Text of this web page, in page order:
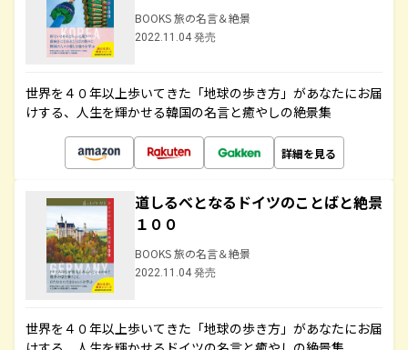
BOOKS 旅の名言＆絶景
2022.11.04 発売
世界を４０年以上歩いてきた「地球の歩き方」があなたにお届
けする、人生を輝かせる韓国の名言と癒やしの絶景集
詳細を見る
道しるべとなるドイツのことばと絶景
１００
BOOKS 旅の名言＆絶景
2022.11.04 発売
世界を４０年以上歩いてきた「地球の歩き方」があなたにお届